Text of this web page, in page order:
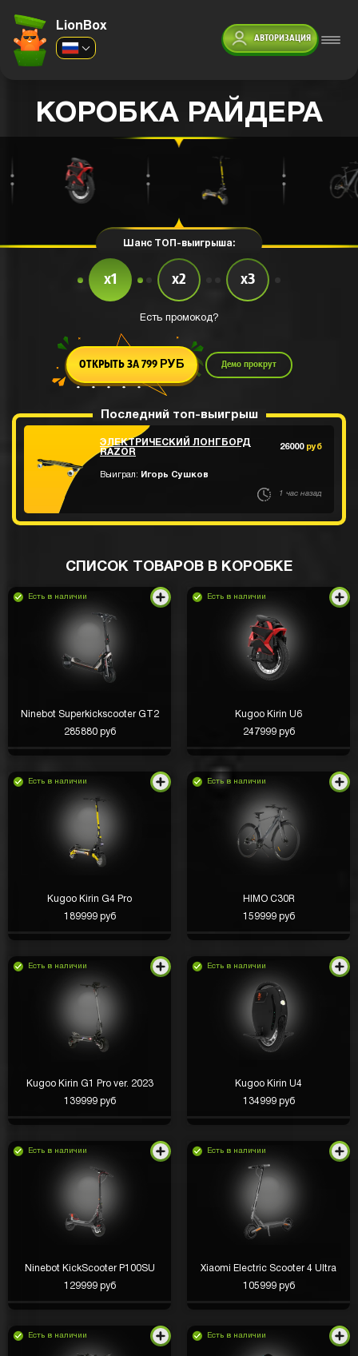
LionBox
АВТОРИЗАЦИЯ
КОРОБКА РАЙДЕРА
Шанс ТОП-выигрыша:
x1 x2 x3
Есть промокод?
ОТКРЫТЬ ЗА 799 РУБ Демо прокрут
Последний топ-выигрыш
ЭЛЕКТРИЧЕСКИЙ ЛОНГБОРД
RAZOR
26000 руб
Выиграл: Игорь Сушков
1 час назад
СПИСОК ТОВАРОВ В КОРОБКЕ
Есть в наличии
Ninebot Superkickscooter GT2
285880 руб
Есть в наличии
Kugoo Kirin U6
247999 руб
Есть в наличии
Kugoo Kirin G4 Pro
189999 руб
Есть в наличии
HIMO C30R
159999 руб
Есть в наличии
Kugoo Kirin G1 Pro ver. 2023
139999 руб
Есть в наличии
Kugoo Kirin U4
134999 руб
Есть в наличии
Ninebot KickScooter P100SU
129999 руб
Есть в наличии
Xiaomi Electric Scooter 4 Ultra
105999 руб
Есть в наличии Есть в наличии